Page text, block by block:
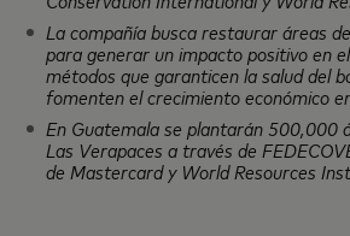
La compañía busca restaurar áreas
para generar un impacto positivo en
métodos que garanticen la salud del
fomenten el crecimiento económico
En Guatemala se plantarán 500,000
Las Verapaces a través de
de Mastercard y World Resources